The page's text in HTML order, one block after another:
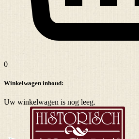
0
Winkelwagen inhoud:
Uw winkelwagen is nog leeg.